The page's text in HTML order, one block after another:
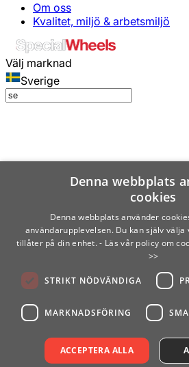
Om oss
Kvalitet, miljö & arbetsmiljö
Välj marknad
Sverige
Denna webbplats
cookies
Denna webbplats använder
användarupplevelsen. Du kan själv välja
tillåter på din enhet. - Läs vår policy om
>>
STRIKT NÖDVÄNDIGA
MARKNADSFÖRING
ACCEPTERA ALLA